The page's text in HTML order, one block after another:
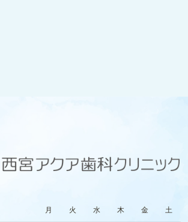
月 火 水 木 金 土